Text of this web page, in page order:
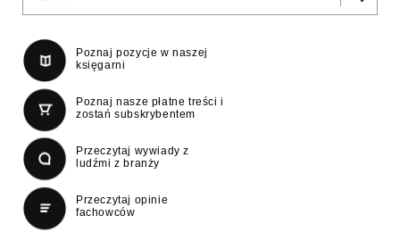
Poznaj pozycje w naszej
księgarni
Poznaj nasze płatne treści i
zostań subskrybentem
Przeczytaj wywiady z
ludźmi z branży
Przeczytaj opinie
fachowców